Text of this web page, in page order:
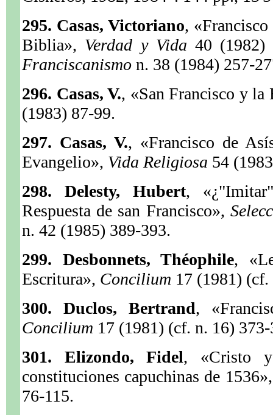
295. Casas, Victoriano,
Biblia», Verdad y Vida 40
Franciscanismo n. 38 (1984) 257-
296. Casas, V., «San Francisco y
(1983) 87-99.
297. Casas, V., «Francisco de
Evangelio», Vida Religiosa 54
298. Delesty, Hubert,
Respuesta de san Francisco»,
n. 42 (1985) 389-393.
299. Desbonnets, Théophile,
Escritura», Concilium 17 (1981)
300. Duclos, Bertrand,
Concilium 17 (1981) (cf. n. 16)
301. Elizondo, Fidel, «Cristo
constituciones capuchinas de
76-115.